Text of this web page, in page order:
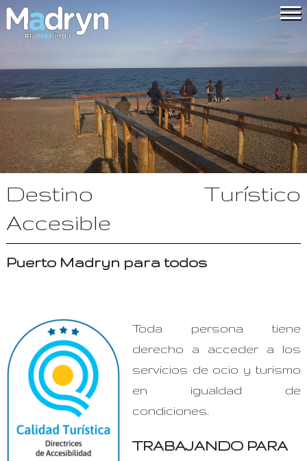
Destino Turístico
Accesible
Puerto Madryn para todos
Toda persona tiene
derecho a acceder a los
servicios de ocio y turismo
en igualdad de
condiciones.
TRABAJANDO PARA